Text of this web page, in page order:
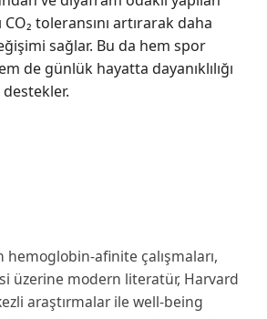
CO₂ toleransını artırarak daha
sağlar. Bu da hem spor
de günlük hayatta dayanıklılığı
hemoglobin-afinite çalışmaları,
üzerine modern literatür, Harvard
araştırmalar ile well-being